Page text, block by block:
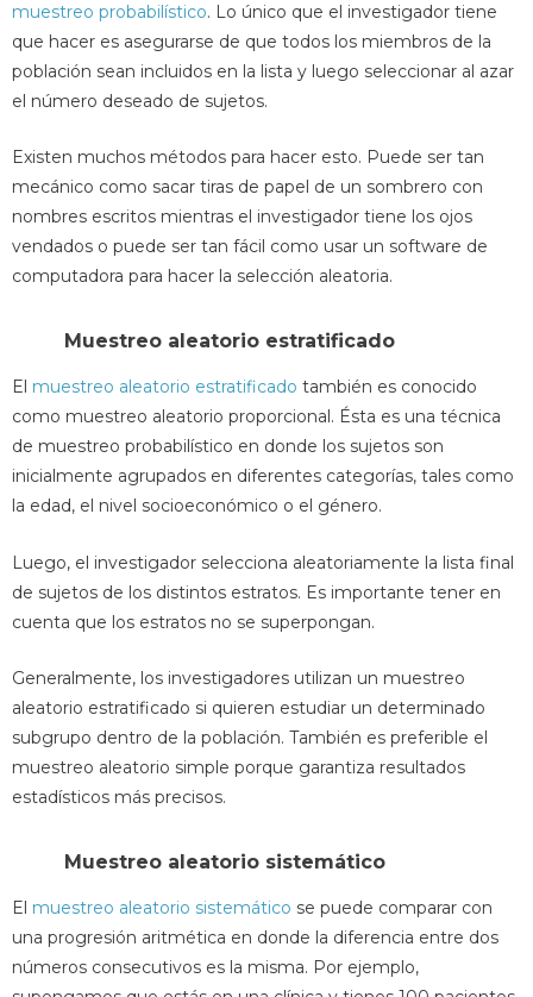
muestreo probabilístico. Lo único que el investigador tiene
que hacer es asegurarse de que todos los miembros de la
población sean incluidos en la lista y luego seleccionar al azar
el número deseado de sujetos.
Existen muchos métodos para hacer esto. Puede ser tan
mecánico como sacar tiras de papel de un sombrero con
nombres escritos mientras el investigador tiene los ojos
vendados o puede ser tan fácil como usar un software de
computadora para hacer la selección aleatoria.
Muestreo aleatorio estratificado
El muestreo aleatorio estratificado también es conocido
como muestreo aleatorio proporcional. Ésta es una técnica
de muestreo probabilístico en donde los sujetos son
inicialmente agrupados en diferentes categorías, tales como
la edad, el nivel socioeconómico o el género.
Luego, el investigador selecciona aleatoriamente la lista final
de sujetos de los distintos estratos. Es importante tener en
cuenta que los estratos no se superpongan.
Generalmente, los investigadores utilizan un muestreo
aleatorio estratificado si quieren estudiar un determinado
subgrupo dentro de la población. También es preferible el
muestreo aleatorio simple porque garantiza resultados
estadísticos más precisos.
Muestreo aleatorio sistemático
El muestreo aleatorio sistemático se puede comparar con
una progresión aritmética en donde la diferencia entre dos
números consecutivos es la misma. Por ejemplo,